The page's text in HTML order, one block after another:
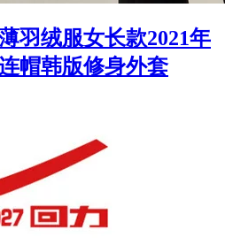
羽绒服女长款2021年
帽韩版修身外套